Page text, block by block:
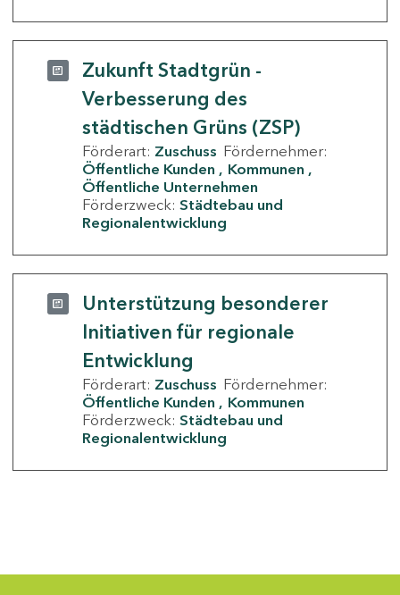
Zukunft Stadtgrün -
Verbesserung des
städtischen Grüns (ZSP)
Förderart: Zuschuss Fördernehmer:
Öffentliche Kunden
Kommunen
Öffentliche Unternehmen
Förderzweck: Städtebau und
Regionalentwicklung
Unterstützung besonderer
Initiativen für regionale
Entwicklung
Förderart: Zuschuss Fördernehmer:
Öffentliche Kunden
Kommunen
Förderzweck: Städtebau und
Regionalentwicklung